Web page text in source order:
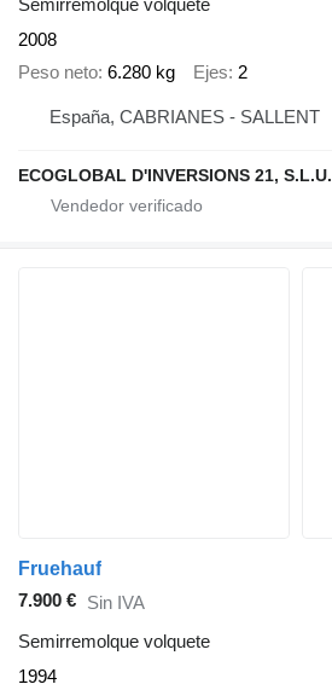
Semirremolque volquete
2008
Peso neto 6.280 kg Ejes 2
España, CABRIANES - SALLENT
ECOGLOBAL D'INVERSIONS 21, S.L.U.
Fruehauf
7.900 € Sin IVA
Semirremolque volquete
1994